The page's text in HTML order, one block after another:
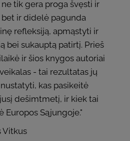
tik gera proga švęsti ir
ir didelė pagunda
refleksiją, apmąstyti ir
bei sukauptą patirtį. Prieš
ir šios knygos autoriai
- tai rezultatas jų
kas pasikeitė
dešimtmetį, ir kiek tai
Europos Sąjungoje."
Vitkus